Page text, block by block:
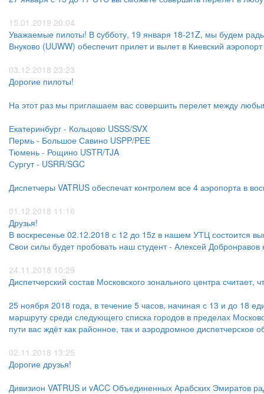
15.01.2019 20:04
Уважаемые пилоты! В cубботу, 19 января 18-21Z, мы будем
Внуково (UUWW) обеспечит прилет и вылет в Киевский
03.12.2018 23:23
Дорогие пилоты!
На этот раз мы приглашаем вас совершить перелет между
Екатеринбург - Кольцово USSS/SVX
Пермь - Большое Савино USPP/PEE
Тюмень - Рощино USTR/TJA
Сургут - USRR/SGC
Диспетчеры VATRUS обеспечат контролем все 4 аэропорта в
01.12.2018 11:16
Друзья!
В воскресенье 02.12.2018 с 12 до 15z в нашем УТЦ состоится
Свои силы будет пробовать наш студент - Алексей
24.11.2018 10:29
Диспетчерский состав Московского зонального центра
25 ноября 2018 года, в течение 5 часов, начиная с 13 и до 18
маршруту среди следующего списка городов в пределах
пути вас ждёт как районное, так и аэродромное диспетчерское
02.11.2018 13:25
Дорогие друзья!
Дивизион VATRUS и vACC Объединенных Арабских Эмиратов